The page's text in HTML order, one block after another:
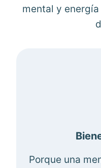
mental y
Porque una